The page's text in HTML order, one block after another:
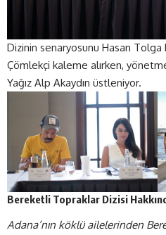
Dizinin senaryosunu Hasan
Çömlekçi kaleme alırken,
Yağız Alp Akaydın üstleniyor.
Bereketli Topraklar Dizisi
Adana’nın köklü ailelerinden